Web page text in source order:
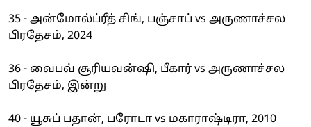
35 - அன்மோல்ப்ரீத் சிங், பஞ்சாப் vs அருணாச்சல
பிரதேசம், 2024
36 - வைபவ் சூரியவன்ஷி, பீகார் vs அருணாச்சல
பிரதேசம், இன்று
40 - யூசுப் பதான், பரோடா vs மகாராஷ்டிரா, 2010